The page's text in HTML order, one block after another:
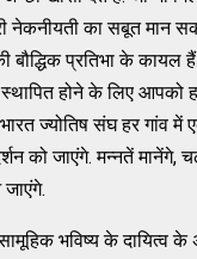
नेकनीयती का सबूत मान
प्रतिभा के कायल
होने के लिए आपको
ज्योतिष संघ हर गांव में
जाएंगे. मन्नतें मानेंगे,
भविष्य के दायित्व के